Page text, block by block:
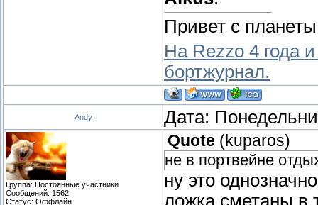
Привет с
На Rezzo 4 года
бортжурнал.
Andy Дата:
Группа: Постоянные участники
Сообщений: 1562
Статус: Оффлайн
Quote (kuparos)
не в портвейне
ну это
ложка сметаны в